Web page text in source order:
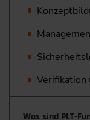
Verifikation
Was sind PLT-